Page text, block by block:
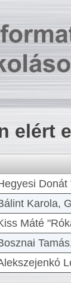
elért
Karola,
Máté